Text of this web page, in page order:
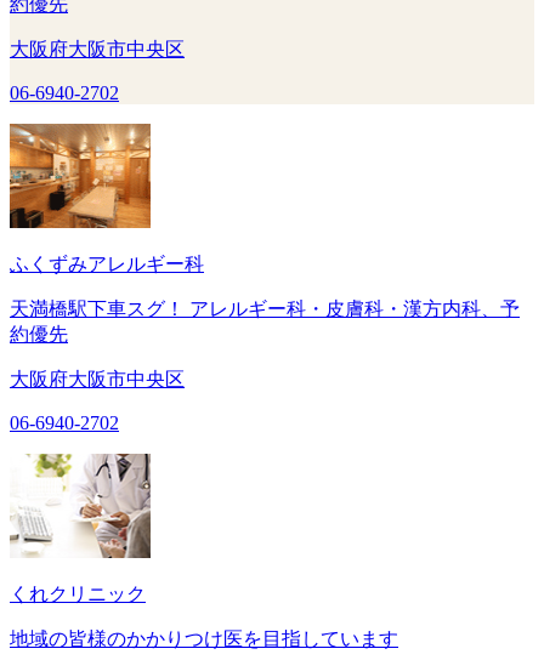
大阪府大阪市中央区
06-6940-2702
ふくずみアレルギー科
天満橋駅下車スグ！ アレルギー科・皮膚科・漢方内科、予
約優先
大阪府大阪市中央区
06-6940-2702
くれクリニック
地域の皆様のかかりつけ医を目指しています